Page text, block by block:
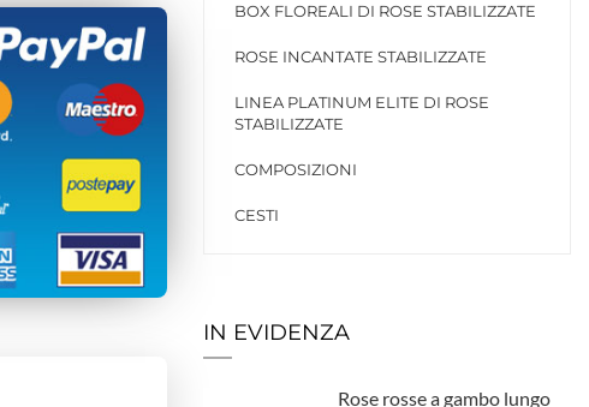
BOX FLOREALI DI ROSE STABILIZZATE
ROSE INCANTATE STABILIZZATE
LINEA PLATINUM ELITE DI ROSE
STABILIZZATE
COMPOSIZIONI
CESTI
IN EVIDENZA
Rose rosse a gambo lungo